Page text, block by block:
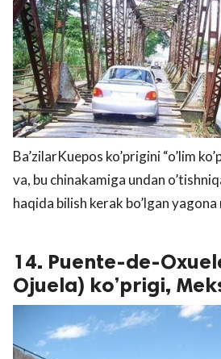
Ba’zilarKuepos ko’prigini “o’lim
va, bu chinakamiga undan
haqida bilish kerak bo’lgan yagona
14. Puente-de-
Ojuela) ko’prigi,